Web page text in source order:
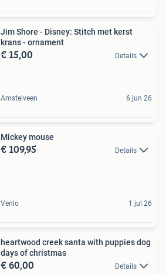
Jim Shore - Disney: Stitch met kerst
krans - ornament
€ 15,00 Details
Amstelveen 6 jun 26
Mickey mouse
€ 109,95 Details
Venlo 1 jul 26
heartwood creek santa with puppies dog
days of christmas
€ 60,00 Details